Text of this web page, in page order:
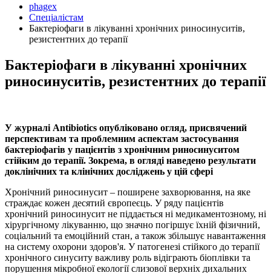
phagex
Спеціалістам
Бактеріофаги в лікуванні хронічних риносинуситів,
резистентних до терапії
Бактеріофаги в лікуванні хронічних
риносинуситів, резистентних до терапії
У журналі Antibiotics опубліковано огляд, присвячений
перспективам та проблемним аспектам застосування
бактеріофагів у пацієнтів з хронічним риносинуситом
стійким до терапії. Зокрема, в огляді наведено результати
доклінічних та клінічних досліджень у цій сфері
Хронічний риносинусит – поширене захворювання, на яке
страждає кожен десятий європеєць. У ряду пацієнтів
хронічний риносинусит не піддається ні медикаментозному, ні
хірургічному лікуванню, що значно погіршує їхній фізичний,
соціальний та емоційний стан, а також збільшує навантаження
на систему охорони здоров'я. У патогенезі стійкого до терапії
хронічного синуситу важливу роль відіграють біоплівки та
порушення мікробної екології слизової верхніх дихальних